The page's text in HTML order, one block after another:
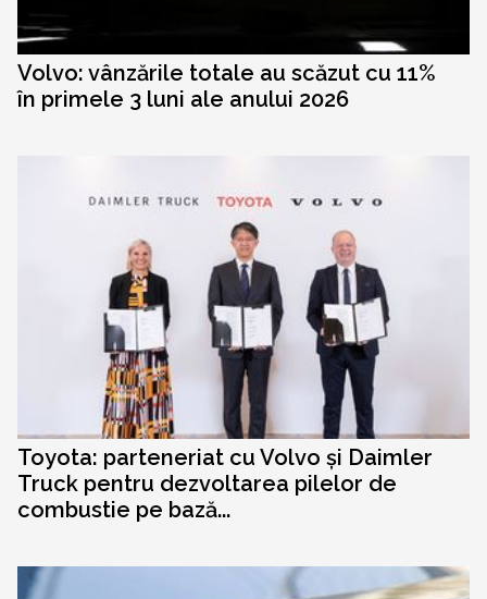
Volvo: vânzările totale au scăzut cu 11%
în primele 3 luni ale anului 2026
Toyota: parteneriat cu Volvo și Daimler
Truck pentru dezvoltarea pilelor de
combustie pe bază...